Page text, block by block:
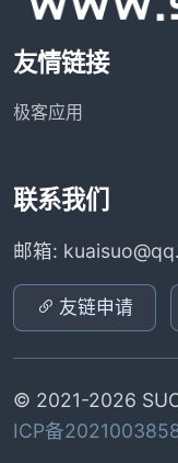
友情链接
极客应用
联系我们
邮箱:
友链申请
© 2021-2026
ICP备